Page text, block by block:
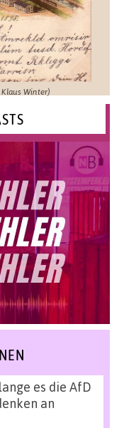
Winter)
es die AfD
an